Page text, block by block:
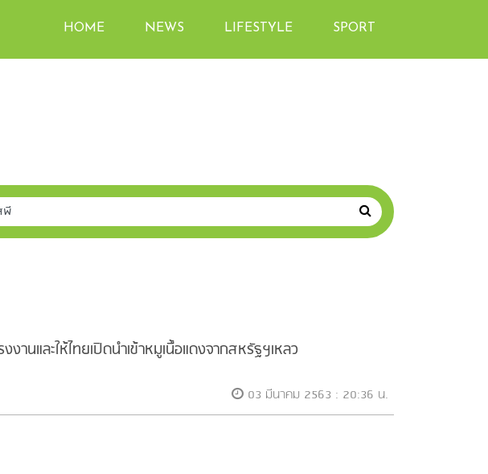
HOME NEWS LIFESTYLE SPORT
และให้ไทยเปิดนำเข้าหมูเนื้อแดงจากสหรัฐฯเหลว
03 มีนาคม 2563 : 20:36 น.